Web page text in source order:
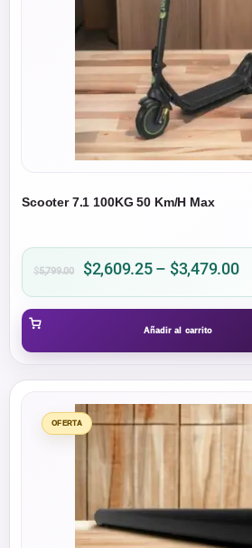
producto
Scooter 7.1 100KG 50 Km/H Max
$5,799.00 $2,609.25 – $3,479.00
Añadir al carrito
OFERTA